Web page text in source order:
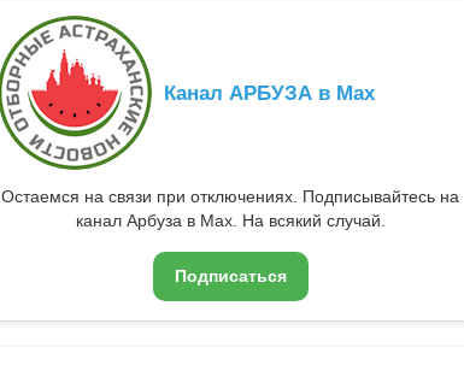
Канал АРБУЗА в Max
Остаемся на связи при отключениях. Подписывайтесь на
канал Арбуза в Max. На всякий случай.
Подписаться